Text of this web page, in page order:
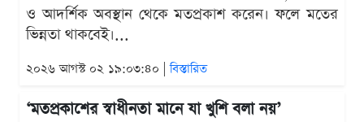
ও আদর্শিক অবস্থান থেকে মতপ্রকাশ করেন। ফলে মতের
ভিন্নতা থাকবেই।...
২০২৬ আগস্ট ০২ ১৯:০৩:৪০ |বিস্তারিত
‘মতপ্রকাশের স্বাধীনতা মানে যা খুশি বলা নয়’